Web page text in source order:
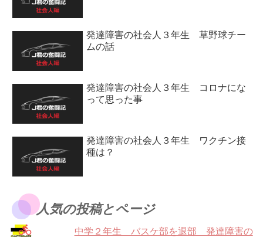
発達障害の社会人３年生 草野球チー
ムの話
発達障害の社会人３年生 コロナにな
って思った事
発達障害の社会人３年生 ワクチン接
種は？
人気の投稿とページ
中学２年生 バスケ部を退部 発達障害の